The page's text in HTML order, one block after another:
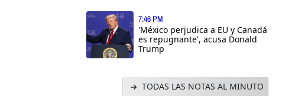
7:46 PM
'México perjudica a EU y Canadá
es repugnante', acusa Donald
Trump
TODAS LAS NOTAS AL MINUTO